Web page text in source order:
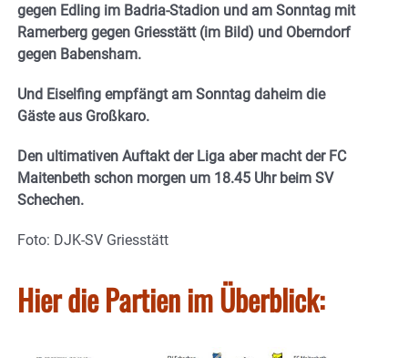
gegen Edling im Badria-Stadion und am Sonntag mit
Ramerberg gegen Griesstätt (im Bild) und Oberndorf
gegen Babensham.
Und Eiselfing empfängt am Sonntag daheim die
Gäste aus Großkaro.
Den ultimativen Auftakt der Liga aber macht der FC
Maitenbeth schon morgen um 18.45 Uhr beim SV
Schechen.
Foto: DJK-SV Griesstätt
Hier die Partien im Überblick: